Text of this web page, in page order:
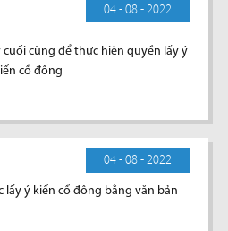
04 - 08 - 2022
cùng để thực hiện quyền lấy ý
cổ đông
04 - 08 - 2022
lấy ý kiến cổ đông bằng văn bản